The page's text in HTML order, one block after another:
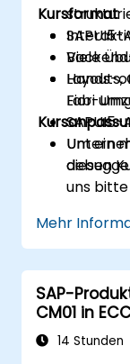
Fiori
Kursformat
Viele
Hands-
Lab-
Um ein
diesen
uns
Mehr
SAP-
CM01 in
14 Stunden